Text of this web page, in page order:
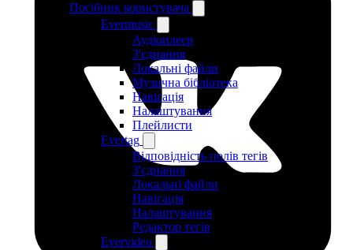
Посібник користувача
Evermusic
Аудіоплеєр
З'єднання
Локальні файли
Музична бібліотека
Навігація
Налаштування
Плейлисти
Evertag
Відповідність полів тегів
З'єднання
Локальні файли
Навігація
Налаштування
Редактор тегів
Evervideo